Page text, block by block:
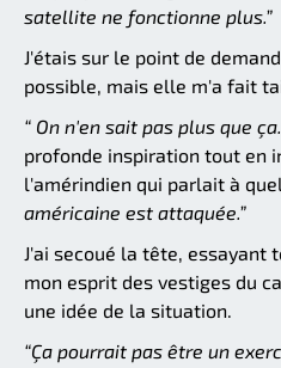
satellite ne fonctionne plus.”
J'étais sur le point de
possible, mais elle m'a fait
“ On n'en sait pas plus que
profonde inspiration tout en
l'amérindien qui parlait à
américaine est attaquée.”
J'ai secoué la tête, essayant
mon esprit des vestiges du
une idée de la situation.
“Ça pourrait pas être un